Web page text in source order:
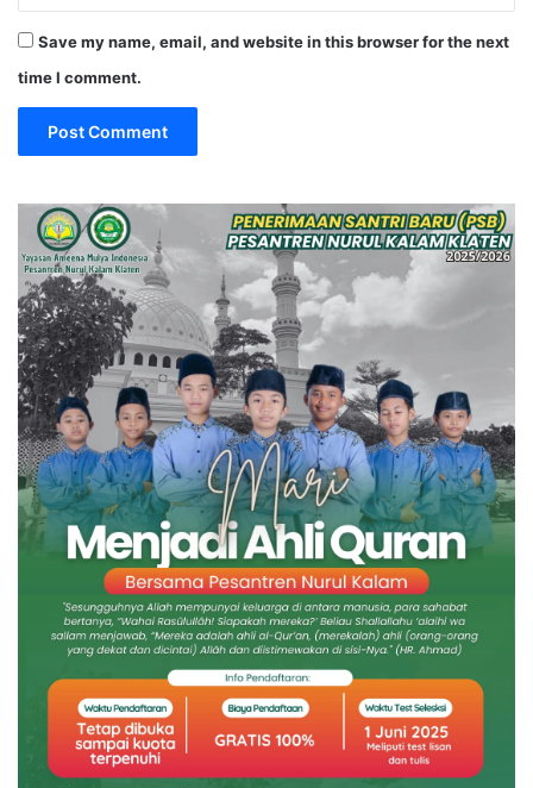
Save my name, email, and website in this browser for the next
time I comment.